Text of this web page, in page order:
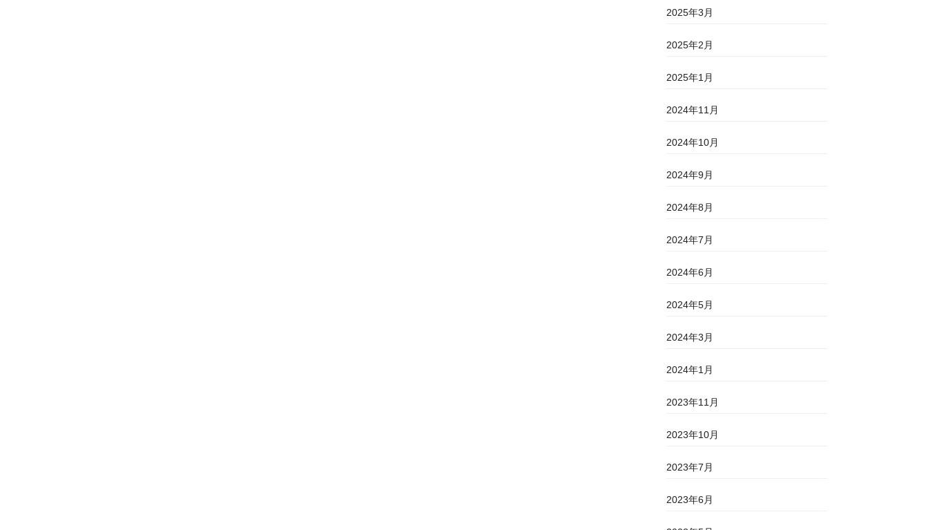
2025年3月
2025年2月
2025年1月
2024年11月
2024年10月
2024年9月
2024年8月
2024年7月
2024年6月
2024年5月
2024年3月
2024年1月
2023年11月
2023年10月
2023年7月
2023年6月